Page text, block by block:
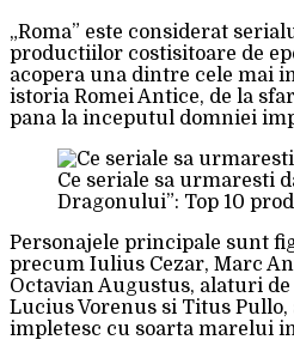
„Roma” este considerat
productiilor costisitoare de
acopera una dintre cele mai
istoria Romei Antice, de la
pana la inceputul domniei
Ce seriale sa urmaresti
Dragonului”: Top 10
Personajele principale sunt
precum Iulius Cezar, Marc
Octavian Augustus, alaturi
Lucius Vorenus si Titus Pullo,
impletesc cu soarta marelui